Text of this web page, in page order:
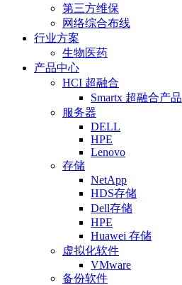
第三方维保
网络综合布线
行业方案
生物医药
产品中心
HCI 超融合
Smartx 超融合产品
服务器
DELL
HPE
Lenovo
存储
NetApp
HDS存储
Dell存储
HPE
Huawei 存储
虚拟化软件
VMware
备份软件